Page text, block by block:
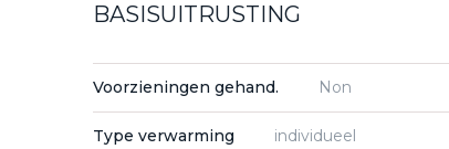
BASISUITRUSTING
Voorzieningen gehand. Non
Type verwarming individueel